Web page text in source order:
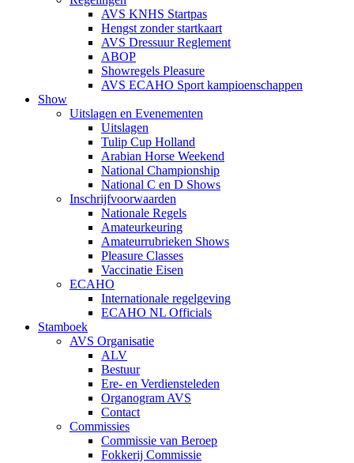
AVS KNHS Startpas
Hengst zonder startkaart
AVS Dressuur Reglement
ABOP
Showregels Pleasure
AVS ECAHO Sport kampioenschappen
Show
Uitslagen en Evenementen
Uitslagen
Tulip Cup Holland
Arabian Horse Weekend
National Championship
National C en D Shows
Inschrijfvoorwaarden
Nationale Regels
Amateurkeuring
Amateurrubrieken Shows
Pleasure Classes
Vaccinatie Eisen
ECAHO
Internationale regelgeving
ECAHO NL Officials
Stamboek
AVS Organisatie
ALV
Bestuur
Ere- en Verdiensteleden
Organogram AVS
Contact
Commissies
Commissie van Beroep
Fokkerij Commissie